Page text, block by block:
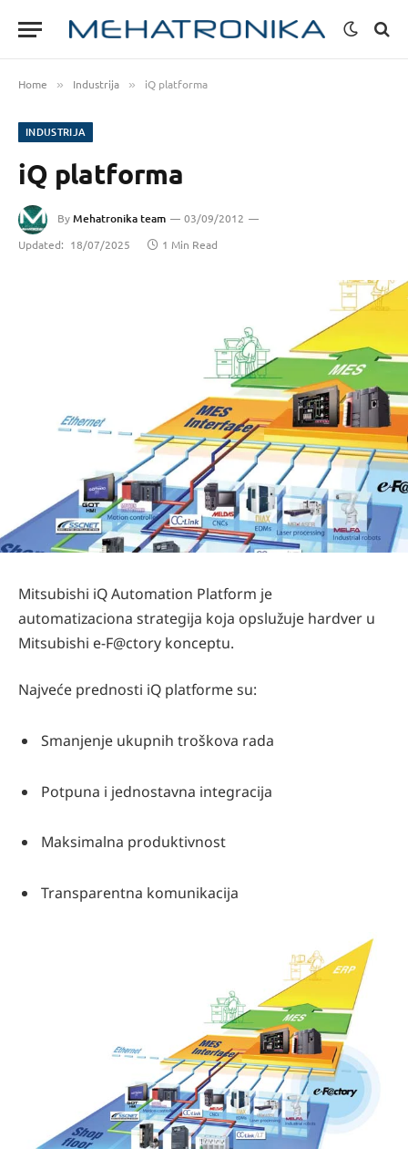
Home » Industrija » iQ platforma
INDUSTRIJA
iQ platforma
ByMehatronika team
03/09/2012
Updated: 18/07/2025 1 Min Read
Mitsubishi iQ Automation Platform je
automatizaciona strategija koja opslužuje hardver u
Mitsubishi e-F@ctory konceptu.
Najveće prednosti iQ platforme su:
Smanjenje ukupnih troškova rada
Potpuna i jednostavna integracija
Maksimalna produktivnost
Transparentna komunikacija